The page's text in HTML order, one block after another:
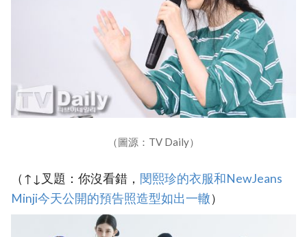
（圖源：TV Daily）
（↑↓叉題：你沒看錯， ‎閔熙珍的衣服和NewJeans
Minji今天公開的預告照造型如出一轍）